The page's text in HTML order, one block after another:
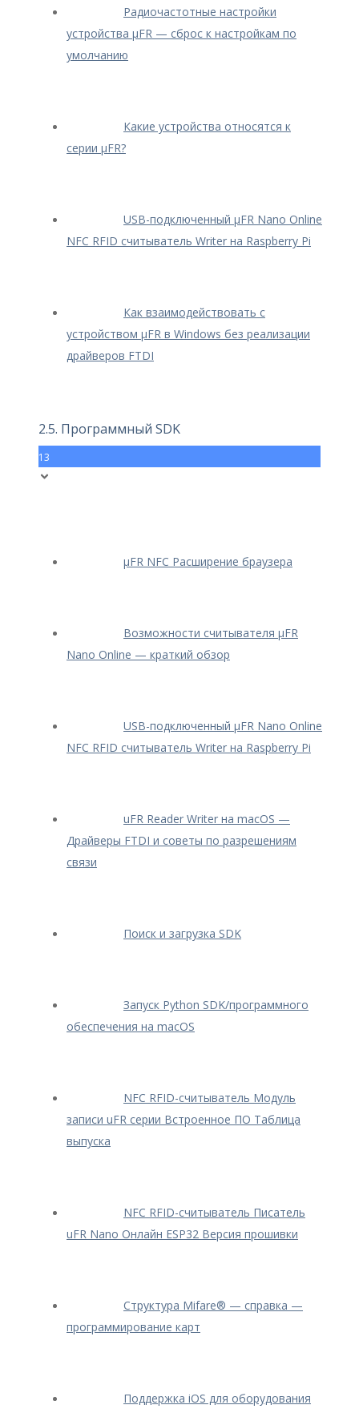
Радиочастотные настройки
устройства μFR — сброс к настройкам по
умолчанию
Какие устройства относятся к
серии μFR?
USB-подключенный μFR Nano Online
NFC RFID считыватель Writer на Raspberry Pi
Как взаимодействовать с
устройством μFR в Windows без реализации
драйверов FTDI
2.5. Программный SDK
13
μFR NFC Расширение браузера
Возможности считывателя μFR
Nano Online — краткий обзор
USB-подключенный μFR Nano Online
NFC RFID считыватель Writer на Raspberry Pi
uFR Reader Writer на macOS —
Драйверы FTDI и советы по разрешениям
связи
Поиск и загрузка SDK
Запуск Python SDK/программного
обеспечения на macOS
NFC RFID-считыватель Модуль
записи uFR серии Встроенное ПО Таблица
выпуска
NFC RFID-считыватель Писатель
uFR Nano Онлайн ESP32 Версия прошивки
Структура Mifare® — cправка —
программирование карт
Поддержка iOS для оборудования